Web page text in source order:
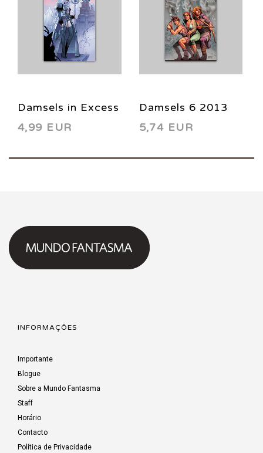
Damsels in Excess
3 B 2014
4,99 EUR
Damsels 6 2013
5,74 EUR
INFORMAÇÕES
Importante
Blogue
Sobre a Mundo Fantasma
Staff
Horário
Contacto
Política de Privacidade